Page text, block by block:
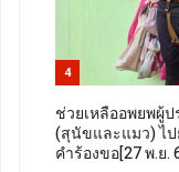
4
ช่วยเหลืออพยพผู้ป
(สุนัขและแมว) ไ
คำร้องขอ[27 พ.ย.